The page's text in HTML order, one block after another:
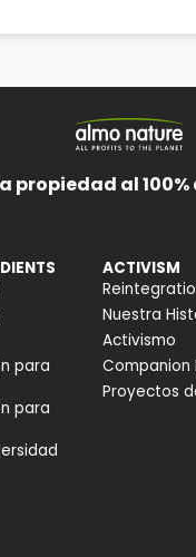
propiedad al
para
para
ACTIVISM
Nuestra
Activismo
Companion
Proyectos